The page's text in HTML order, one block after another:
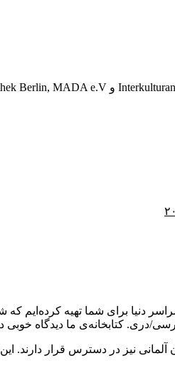
دنیا برای شما تهیه
نیز در دسترس قرار دارند.